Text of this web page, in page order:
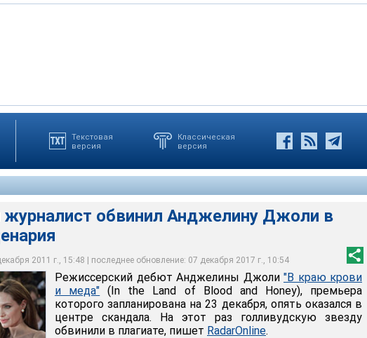
Текстовая
версия
Классическая
версия
журналист обвинил Анджелину Джоли в
2011 г., 15:48 | последнее обновление: 07 декабря 2017 г., 10:54
Джеймс Брэддок (настоящее имя - Йосип Кнежевич)
в виде судебного иска, в котором указывает, что сюжетная
почти полностью совпадает с событиями, описанными в его
Режиссерский дебют Анджелины Джоли "В краю крови
и меда" (In the Land of Blood and Honey), премьера
которого запланирована на 23 декабря, опять оказался в
центре скандала. На этот раз голливудскую звезду
обвинили в плагиате, пишет RadarOnline.